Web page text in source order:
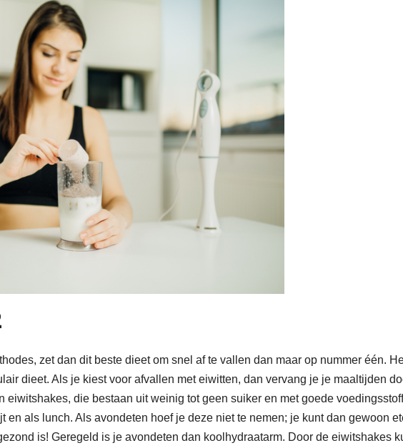
zet dan dit beste dieet om snel af te vallen dan maar op nummer één.
dieet. Als je kiest voor afvallen met eiwitten, dan vervang je je maaltijden
eiwitshakes, die bestaan uit weinig tot geen suiker en met goede
en als lunch. Als avondeten hoef je deze niet te nemen; je kunt dan gewoon
is! Geregeld is je avondeten dan koolhydraatarm. Door de eiwitshakes